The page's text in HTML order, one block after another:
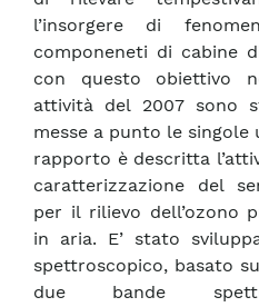
l’insorgere di
componeneti di cabine
con questo obiettivo
attività del 2007 sono
messe a punto le singole
rapporto è descritta
caratterizzazione del
per il rilievo dell’ozono
in aria. E’ stato
spettroscopico, basato
due bande